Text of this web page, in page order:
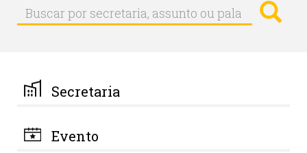
Buscar
Buscar
por
palavra-
chave
Secretaria
Evento